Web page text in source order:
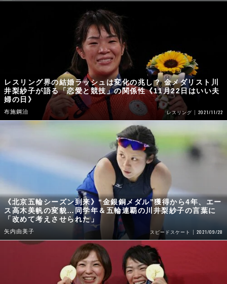
レスリング界の結婚ラッシュは変化の兆し？ 金メダリスト川
井梨紗子が語る「恋愛と競技」の関係性《11月22日はいい夫
婦の日》
布施鋼治 レスリング 2021/11/22
《北京五輪シーズン到来》“金銀銅メダル”獲得から4年、エー
ス高木美帆の変貌…同学年＆五輪連覇の川井梨紗子の言葉に
「改めて考えさせられた」
矢内由美子 スピードスケート 2021/09/28